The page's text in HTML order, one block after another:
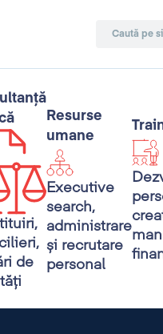
de
Resurse
umane
Executive
search,
administrare
și recrutare
personal